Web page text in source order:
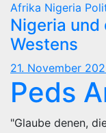
Afrika Nigeria
Nigeria und
Westens
21. November
Peds
"Glaube denen,